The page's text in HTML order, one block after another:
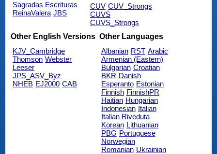
Sagradas Escrituras
ReinaValera JBS
CUV CUV_Strongs
CUVS
CUVS_Strongs
Other English Versions
KJV_Cambridge
Thomson Webster
Leeser
JPS_ASV_Byz
NHEB EJ2000 CAB
Other Languages
Albanian RST Arabic
Armenian (Eastern)
Bulgarian Croatian
BKR Danish
Esperanto Estonian
Finnish FinnishPR
Haitian Hungarian
Indonesian Italian
Italian Riveduta
Korean Lithuanian
PBG Portuguese
Norwegian
Romanian Ukrainian